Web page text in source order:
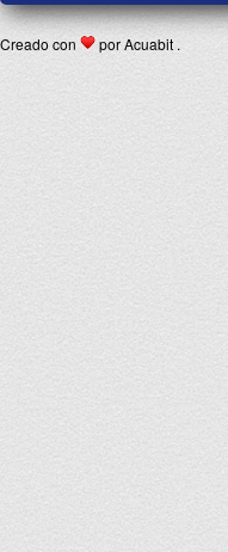
Creado con por Acuabit .